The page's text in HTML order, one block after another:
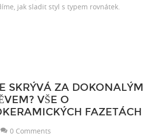
jak sladit styl s typem rovnátek.
SKRÝVÁ ZA DOKONALÝM
VŠE O
FAZETÁCH
0 Comments